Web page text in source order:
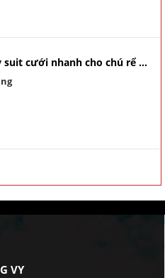
suit cưới nhanh cho chú rể ...
VY